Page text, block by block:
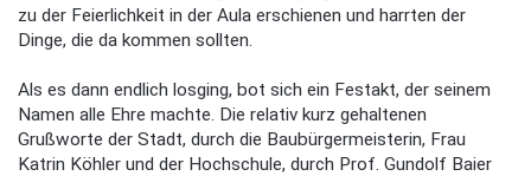
zu der Feierlichkeit in der Aula erschienen und harrten der
Dinge, die da kommen sollten.
Als es dann endlich losging, bot sich ein Festakt, der seinem
Namen alle Ehre machte. Die relativ kurz gehaltenen
Grußworte der Stadt, durch die Baubürgermeisterin, Frau
Katrin Köhler und der Hochschule, durch Prof. Gundolf Baier